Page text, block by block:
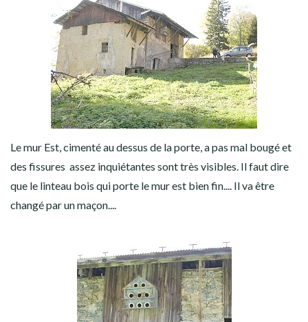
Le mur Est, cimenté au dessus de la porte, a pas mal bougé et
des fissures assez inquiétantes sont très visibles. Il faut dire
que le linteau bois qui porte le mur est bien fin.... Il va être
changé par un maçon....